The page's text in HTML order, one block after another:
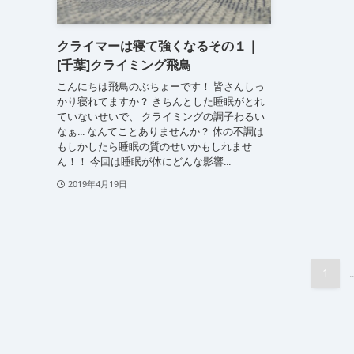
クライマーは寝て強くなるその１｜
[千葉]クライミング飛鳥
こんにちは飛鳥のぶちょーです！ 皆さんしっ
かり寝れてますか？ きちんとした睡眠がとれ
ていないせいで、 クライミングの調子わるい
なぁ... なんてことありませんか？ 体の不調は
もしかしたら睡眠の質のせいかもしれませ
ん！！ 今回は睡眠が体にどんな影響...
2019年4月19日
1